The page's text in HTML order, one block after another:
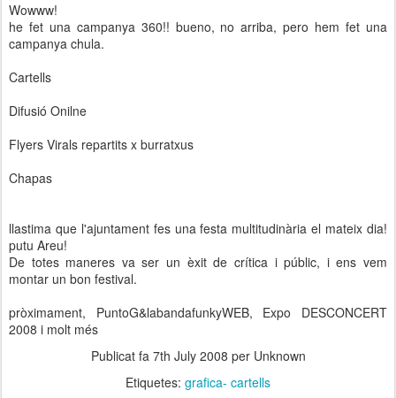
Wowww!
he fet una campanya 360!! bueno, no arriba, pero hem fet una
campanya chula.
Cartells
Difusió Onilne
Flyers Virals repartits x burratxus
Chapas
llastima que l'ajuntament fes una festa multitudinària el mateix dia!
putu Areu!
De totes maneres va ser un èxit de crítica i públic, i ens vem
montar un bon festival.
pròximament, PuntoG&labandafunkyWEB, Expo DESCONCERT
2008 i molt més
Publicat fa 7th July 2008 per Unknown
Etiquetes: grafica- cartells